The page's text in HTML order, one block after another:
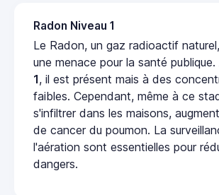
Radon Niveau 1
Le Radon, un gaz radioactif
une menace pour la santé publique.
1, il est présent mais à des
faibles. Cependant, même à ce
s'infiltrer dans les maisons,
de cancer du poumon. La
l'aération sont essentielles pour
dangers.